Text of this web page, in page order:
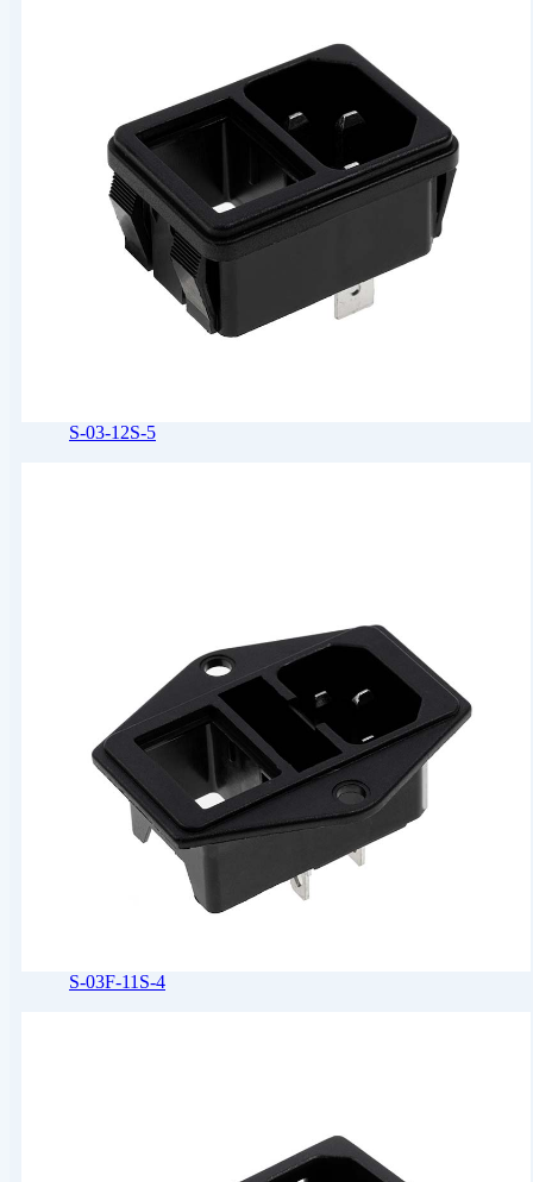
S-03-12S-5
S-03F-11S-4